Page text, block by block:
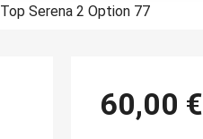
Top Serena 2 Option 77
60,00 €